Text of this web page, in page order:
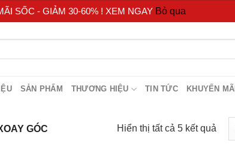
SỐC - GIẢM 30-60% ! XEM NGAY Bỏ qua
SẢN PHẨM THƯƠNG HIỆU TIN TỨC KHUYẾN MÃI
GÓC Hiển thị tất cả 5 kết quả